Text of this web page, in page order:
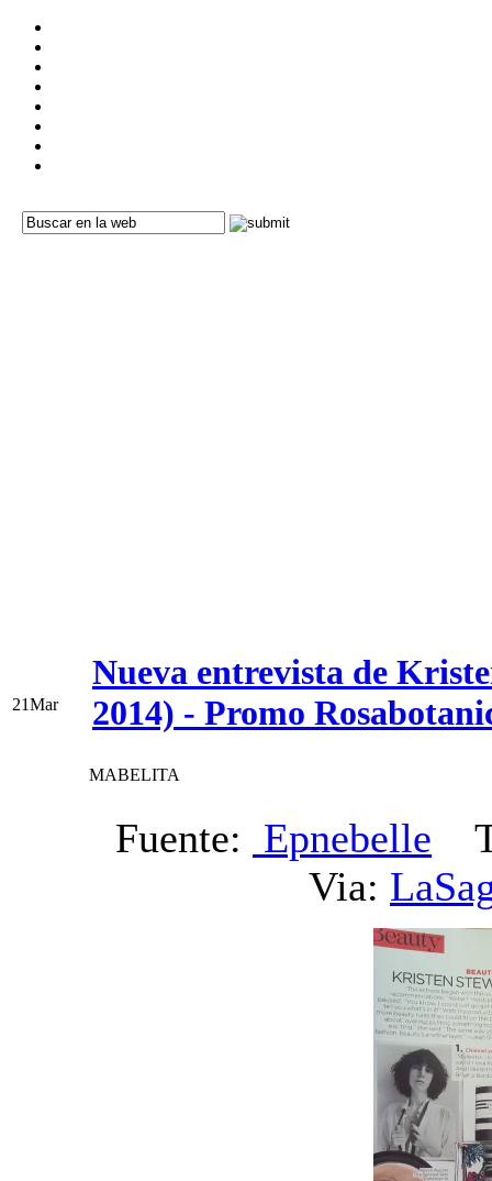
21Mar
Nueva entrevista de
2014) - Promo
MABELITA
Fuente: Epnebelle
Via: